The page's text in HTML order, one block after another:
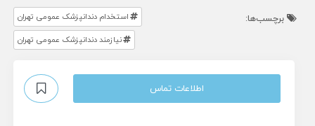
برچسب‌ها:
استخدام دندانپزشک عمومی تهران
نیازمند دندانپزشک عمومی تهران
اطلاعات تماس